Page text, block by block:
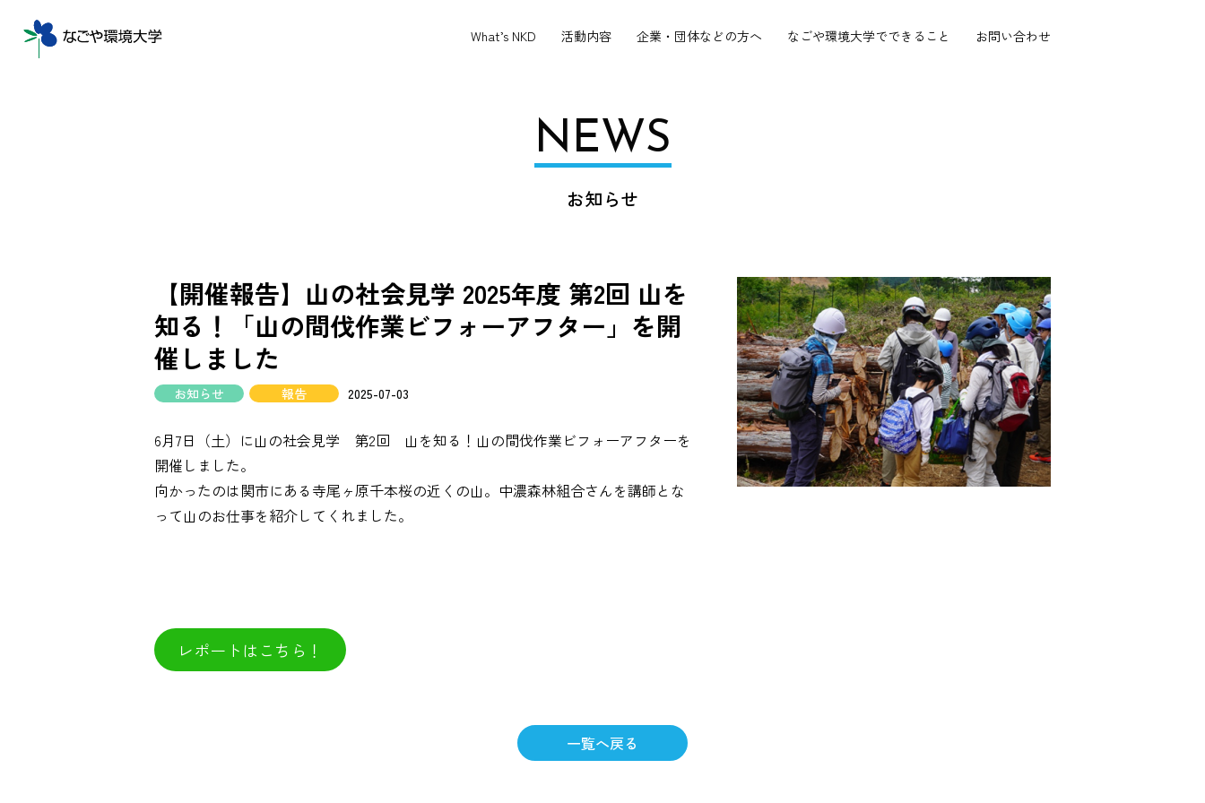
What’s NKD 活動内容 企業・団体などの方へ なごや環境大学でできること お問い合わせ
NEWS
お知らせ
【開催報告】山の社会見学 2025年度 第2回 山を
知る！「山の間伐作業ビフォーアフター」を開
催しました
お知らせ 報告 2025-07-03
6月7日（土）に山の社会見学 第2回 山を知る！山の間伐作業ビフォーアフターを
開催しました。
向かったのは関市にある寺尾ヶ原千本桜の近くの山。中濃森林組合さんを講師とな
って山のお仕事を紹介してくれました。
レポートはこちら！
一覧へ戻る